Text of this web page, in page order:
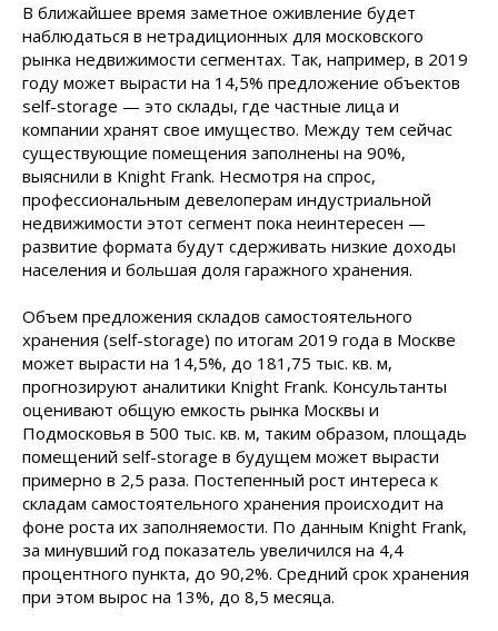
В ближайшее время заметное оживление будет
наблюдаться в нетрадиционных для московского
рынка недвижимости сегментах. Так, например, в 2019
году может вырасти на 14,5% предложение объектов
self-storage — это склады, где частные лица и
компании хранят свое имущество. Между тем сейчас
существующие помещения заполнены на 90%,
выяснили в Knight Frank. Несмотря на спрос,
профессиональным девелоперам индустриальной
недвижимости этот сегмент пока неинтересен —
развитие формата будут сдерживать низкие доходы
населения и большая доля гаражного хранения.
Объем предложения складов самостоятельного
хранения (self-storage) по итогам 2019 года в Москве
может вырасти на 14,5%, до 181,75 тыс. кв. м,
прогнозируют аналитики Knight Frank. Консультанты
оценивают общую емкость рынка Москвы и
Подмосковья в 500 тыс. кв. м, таким образом, площадь
помещений self-storage в будущем может вырасти
примерно в 2,5 раза. Постепенный рост интереса к
складам самостоятельного хранения происходит на
фоне роста их заполняемости. По данным Knight Frank,
за минувший год показатель увеличился на 4,4
процентного пункта, до 90,2%. Средний срок хранения
при этом вырос на 13%, до 8,5 месяца.